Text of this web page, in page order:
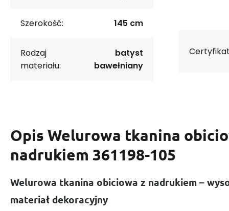
Szerokość: 145 cm
Rodzaj
materiału:
batyst
bawełniany
Opis Welurowa tkanina
nadrukiem 361198-105
Welurowa tkanina obiciowa z nadrukiem –
materiał dekoracyjny